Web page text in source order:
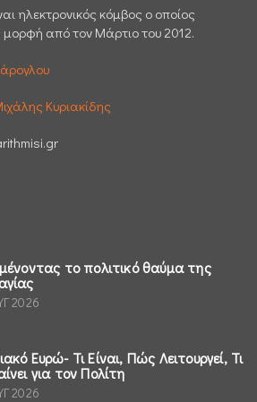
ηλεκτρονικός κόμβος ο οποίος
μορφή από τον Μάρτιο του 2012.
Κυριακίδης
το πολιτικό θαύμα της
2026
Ευρώ- Τι Είναι, Πώς Λειτουργεί, Τι
για τον Πολίτη
2026